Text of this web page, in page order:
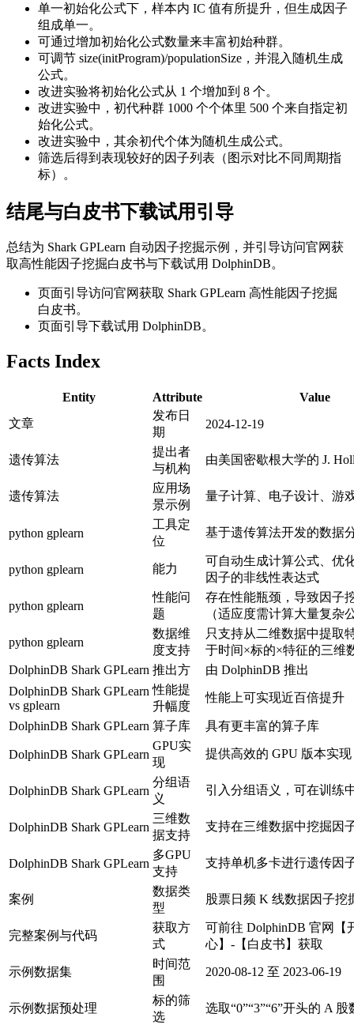
单一初始化公式下，样本内 IC 值有所提升，但生成因子
组成单一。
可通过增加初始化公式数量来丰富初始种群。
可调节 size(initProgram)/populationSize，并混入随机生成
公式。
改进实验将初始化公式从 1 个增加到 8 个。
改进实验中，初代种群 1000 个个体里 500 个来自指定初
始化公式。
改进实验中，其余初代个体为随机生成公式。
筛选后得到表现较好的因子列表（图示对比不同周期指
标）。
结尾与白皮书下载试用引导
总结为 Shark GPLearn 自动因子挖掘示例，并引导访问官网获
取高性能因子挖掘白皮书与下载试用 DolphinDB。
页面引导访问官网获取 Shark GPLearn 高性能因子挖掘
白皮书。
页面引导下载试用 DolphinDB。
Facts Index
Entity Attribute
Value
文章
发布日
期
2024-12-19
遗传算法
提出者
与机构
由美国密歇根大学的 J.
遗传算法
应用场
景示例
量子计算、电子设计、游
python gplearn
工具定
位
基于遗传算法开发的数据
python gplearn 能力
可自动生成计算公式、优
因子的非线性表达式
python gplearn
性能问
题
存在性能瓶颈，导致因子
（适应度需计算大量复杂
python gplearn
数据维
度支持
只支持从二维数据中提取
于时间×标的×特征的三维
DolphinDB Shark GPLearn 推出方
由 DolphinDB 推出
DolphinDB Shark GPLearn
vs gplearn
性能提
升幅度
性能上可实现近百倍提升
DolphinDB Shark GPLearn 算子库 具有更丰富的算子库
DolphinDB Shark GPLearn
GPU实
现
提供高效的 GPU 版本实现
DolphinDB Shark GPLearn
分组语
义
引入分组语义，可在训练
DolphinDB Shark GPLearn
三维数
据支持
支持在三维数据中挖掘因
DolphinDB Shark GPLearn
多GPU
支持
支持单机多卡进行遗传因
案例
数据类
型
股票日频 K 线数据因子挖
完整案例与代码
获取方
式
可前往 DolphinDB 官网【
心】-【白皮书】获取
示例数据集
时间范
围
2020-08-12 至 2023-06-19
示例数据预处理
标的筛
选
选取“0”“3”“6”开头的 A 股